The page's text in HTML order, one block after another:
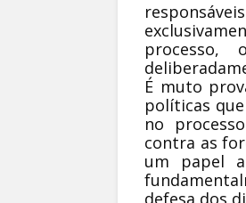
processo,
É muto
políticas
no
contra as
um papel
defesa dos